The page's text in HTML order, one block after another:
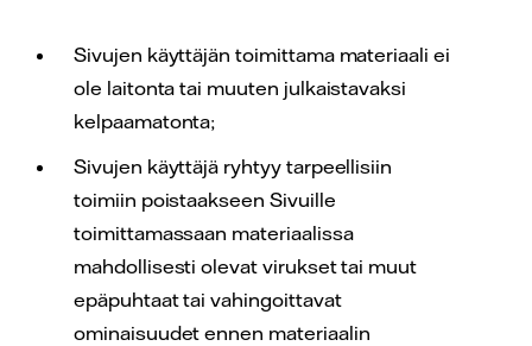
Sivujen käyttäjän toimittama materiaali ei
ole laitonta tai muuten julkaistavaksi
kelpaamatonta;
Sivujen käyttäjä ryhtyy tarpeellisiin
toimiin poistaakseen Sivuille
toimittamassaan materiaalissa
mahdollisesti olevat virukset tai muut
epäpuhtaat tai vahingoittavat
ominaisuudet ennen materiaalin